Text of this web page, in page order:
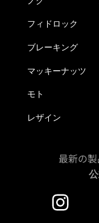
フィドロック
ブレーキング
マッキーナッツ
モト
レザイン
最新の